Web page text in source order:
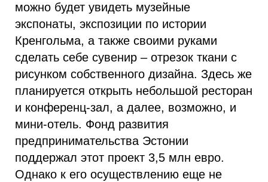
можно будет увидеть музейные
экспонаты, экспозиции по истории
Кренгольма, а также своими руками
сделать себе сувенир – отрезок ткани с
рисунком собственного дизайна. Здесь же
планируется открыть небольшой ресторан
и конференц-зал, а далее, возможно, и
мини-отель. Фонд развития
предпринимательства Эстонии
поддержал этот проект 3,5 млн евро.
Однако к его осуществлению еще не